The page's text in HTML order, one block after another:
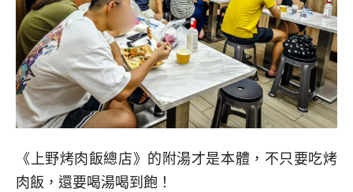
《上野烤肉飯總店》的附湯才是本體，不只要吃烤
肉飯，還要喝湯喝到飽！